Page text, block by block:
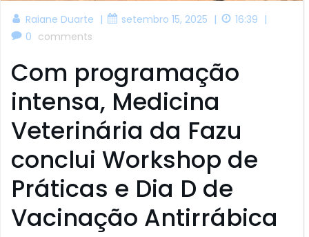
Raiane Duarte | setembro 15, 2025 | 16:39 |
0 comments
Com programação
intensa, Medicina
Veterinária da Fazu
conclui Workshop de
Práticas e Dia D de
Vacinação Antirrábica